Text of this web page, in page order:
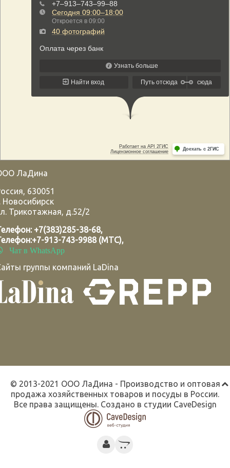
ЛаДина
, 630051
Новосибирск
Трикотажная, д.52/2
+7(383)285-38-68,
+7-913-743-9988 (МТС),
Чат в WhatsApp
группы компаний LaDina
© 2013-2021 ООО ЛаДина - Производство и оптовая
продажа хозяйственных товаров и посуды в России.
Все права защищены. Создано в студии CaveDesign